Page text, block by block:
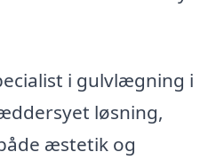
i gulvlægning i
løsning,
æstetik og